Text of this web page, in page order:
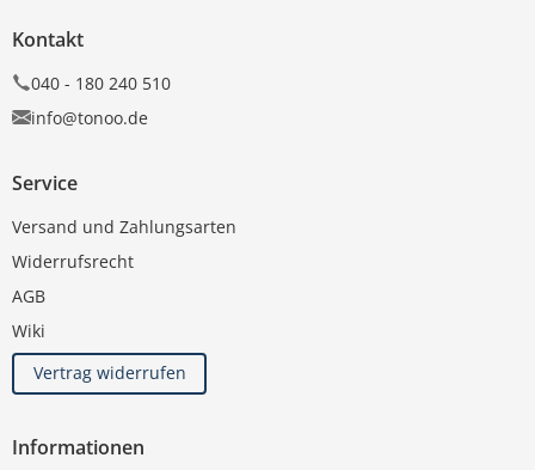
Kontakt
040 - 180 240 510
info@tonoo.de
Service
Versand und Zahlungsarten
Widerrufsrecht
AGB
Wiki
Vertrag widerrufen
Informationen